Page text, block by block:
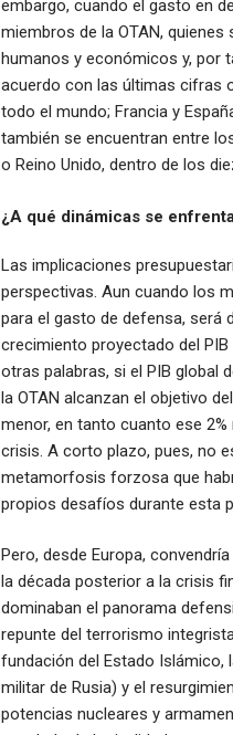
embargo, cuando el gasto en
miembros de la OTAN,
humanos y económicos y, por
acuerdo con las últimas cifras
todo el mundo; Francia y
también se encuentran entre
o Reino Unido, dentro de los
¿A qué dinámicas se
Las implicaciones
perspectivas. Aun cuando los
para el gasto de defensa, será
crecimiento proyectado del
otras palabras, si el PIB global
la OTAN alcanzan el objetivo
menor, en tanto cuanto ese
crisis. A corto plazo, pues, no
metamorfosis forzosa que
propios desafíos durante esta
Pero, desde Europa,
la década posterior a la crisis
dominaban el panorama
repunte del terrorismo
fundación del Estado
militar de Rusia) y el
potencias nucleares y